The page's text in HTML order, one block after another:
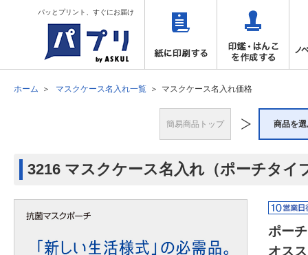
パッとプリント、すぐにお届け
ホーム マスクケース名入れ一覧 マスクケース名入れ価格
簡易商品トップ 商品を
3216 マスクケース名入れ（ポーチタイ
ポー
オス